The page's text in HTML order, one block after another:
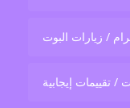
/ زيارات البوت
تقييمات إيجابية